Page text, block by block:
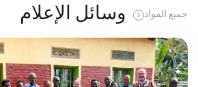
وسائل الإعلام جميع المواد